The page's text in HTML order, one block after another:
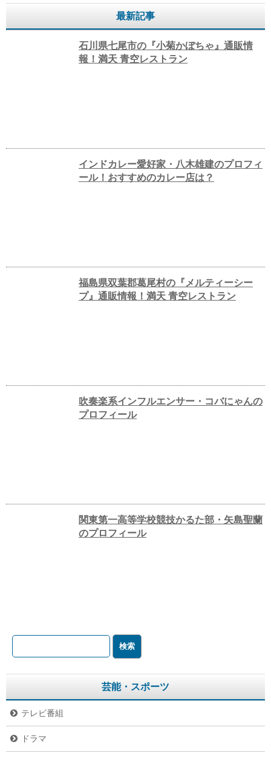
最新記事
石川県七尾市の『小菊かぼちゃ』通販情
報！満天 青空レストラン
インドカレー愛好家・八木雄建のプロフィ
ール！おすすめのカレー店は？
福島県双葉郡葛尾村の『メルティーシー
プ』通販情報！満天 青空レストラン
吹奏楽系インフルエンサー・コバにゃんの
プロフィール
関東第一高等学校競技かるた部・矢島聖蘭
のプロフィール
芸能・スポーツ
テレビ番組
ドラマ